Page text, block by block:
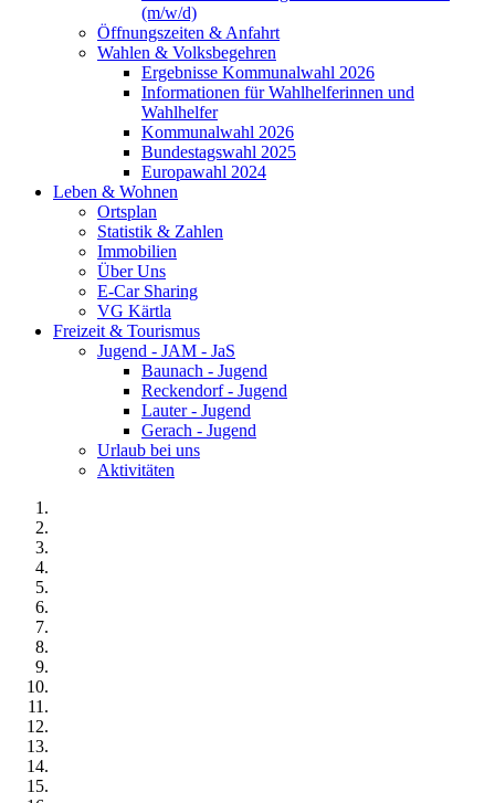
(m/w/d)
Öffnungszeiten & Anfahrt
Wahlen & Volksbegehren
Ergebnisse Kommunalwahl 2026
Informationen für Wahlhelferinnen und
Wahlhelfer
Kommunalwahl 2026
Bundestagswahl 2025
Europawahl 2024
Leben & Wohnen
Ortsplan
Statistik & Zahlen
Immobilien
Über Uns
E-Car Sharing
VG Kärtla
Freizeit & Tourismus
Jugend - JAM - JaS
Baunach - Jugend
Reckendorf - Jugend
Lauter - Jugend
Gerach - Jugend
Urlaub bei uns
Aktivitäten